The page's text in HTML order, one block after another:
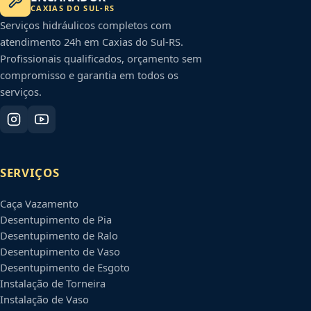
CAXIAS DO SUL- RS
Serviços hidráulicos completos com
atendimento 24h em Caxias do Sul-RS.
Profissionais qualificados, orçamento sem
compromisso e garantia em todos os
serviços.
SERVIÇOS
Caça Vazamento
Desentupimento de Pia
Desentupimento de Ralo
Desentupimento de Vaso
Desentupimento de Esgoto
Instalação de Torneira
Instalação de Vaso